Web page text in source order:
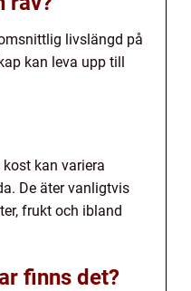
livslängd på
kan leva upp till
kan variera
De äter vanligtvis
frukt och ibland
finns det?